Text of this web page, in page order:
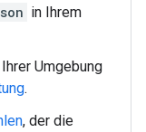
in Ihrem
Umgebung
.
, der die